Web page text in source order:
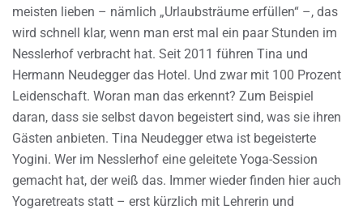
meisten lieben – nämlich „Urlaubsträume erfüllen“ –, das
wird schnell klar, wenn man erst mal ein paar Stunden im
Nesslerhof verbracht hat. Seit 2011 führen Tina und
Hermann Neudegger das Hotel. Und zwar mit 100 Prozent
Leidenschaft. Woran man das erkennt? Zum Beispiel
daran, dass sie selbst davon begeistert sind, was sie ihren
Gästen anbieten. Tina Neudegger etwa ist begeisterte
Yogini. Wer im Nesslerhof eine geleitete Yoga-Session
gemacht hat, der weiß das. Immer wieder finden hier auch
Yogaretreats statt – erst kürzlich mit Lehrerin und